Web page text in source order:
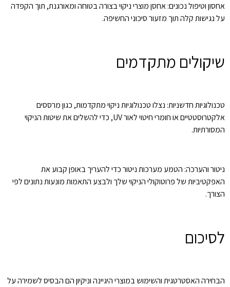
אחסון וטיפול נכונים: אחסן מוצרי ניקוי בצורה בטוחה ומאורגנת, תוך הקפדה
על נגישות קלה תוך מזעור סיכוני החשיפה.
שיקולים מתקדמים
טכנולוגיות חדשניות: נצלו טכנולוגיות ניקוי מתקדמות, כגון מרססים
אלקטרוסטטיים או חומרי חיטוי לאור UV, כדי להשלים את שיטות הניקוי
המסורתיות.
ניטור והערכה: הטמע מערכות ניטור כדי להעריך באופן קבוע את
האפקטיביות של פרוטוקולי הניקוי שלך ולבצע התאמות מונעות נתונים לפי
הצורך.
לסיכום
הבחירה האסטרטגית והשימוש במוצרי היגיינה וניקיון הם הבסיס לשמירה על